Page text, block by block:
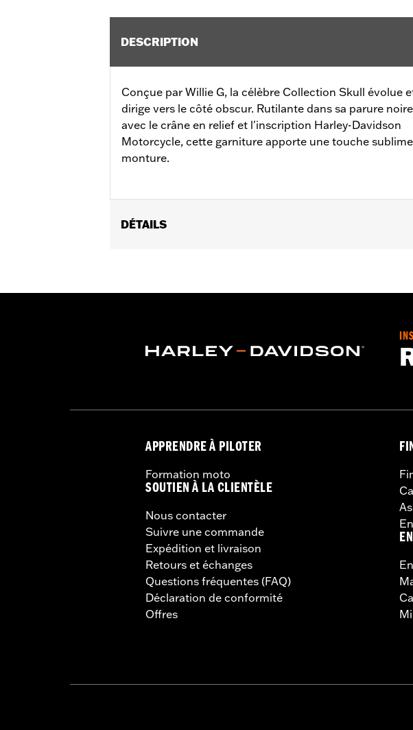
DESCRIPTION
Conçue par Willie G, la célèbre Collection Skull évolue
dirige vers le côté obscur. Rutilante dans sa parure
avec le crâne en relief et l'inscription Harley-Davidson
Motorcycle, cette garniture apporte une touche
monture.
DÉTAILS
FLTRXRRSE à partir de 2025.
Dans la boîte:Trappe de console du réservoir de
APPRENDRE À PILOTER
Formation moto
SOUTIEN À LA CLIENTÈLE
Nous contacter
Suivre une commande
Expédition et livraison
Retours et échanges
Questions fréquentes (FAQ)
Déclaration de conformité
Offres